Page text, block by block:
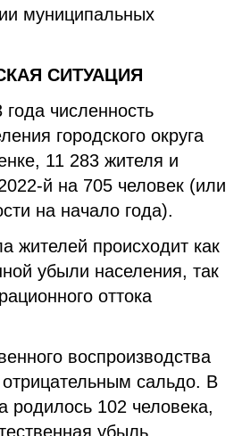
муниципальных
СИТУАЦИЯ
численность
городского округа
11 283 жителя и
й на 705 человек (или
на начало года).
жителей происходит как
убыли населения, так
оттока
воспроизводства
отрицательным сальдо. В
родилось 102 человека,
убыль